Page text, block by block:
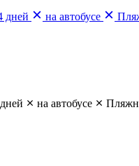
дней на автобусе
на автобусе